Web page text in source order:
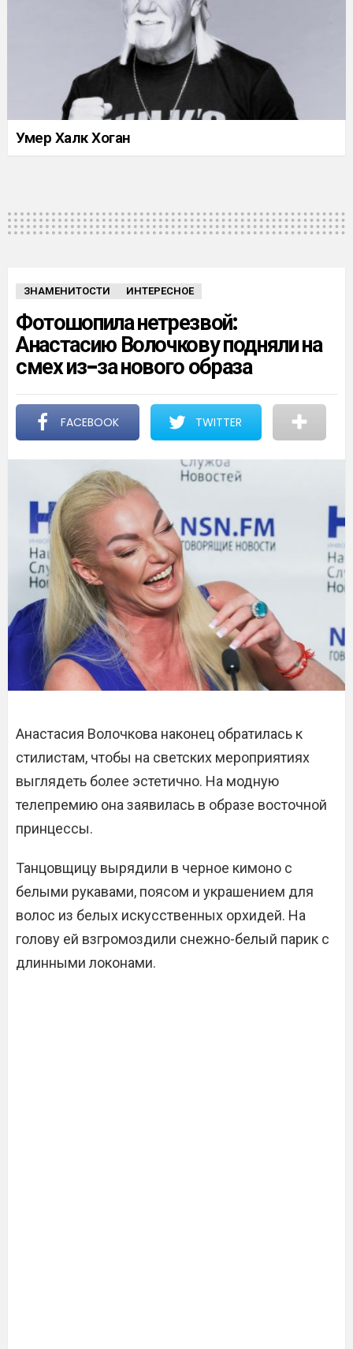
Умер Халк Хоган
ЗНАМЕНИТОСТИ ИНТЕРЕСНОЕ
Фотошопила нетрезвой:
Анастасию Волочкову подняли на
смех из-за нового образа
FACEBOOK TWITTER
Анастасия Волочкова наконец обратилась к
стилистам, чтобы на светских мероприятиях
выглядеть более эстетично. На модную
телепремию она заявилась в образе восточной
принцессы.
Танцовщицу вырядили в черное кимоно с
белыми рукавами, поясом и украшением для
волос из белых искусственных орхидей. На
голову ей взгромоздили снежно-белый парик с
длинными локонами.